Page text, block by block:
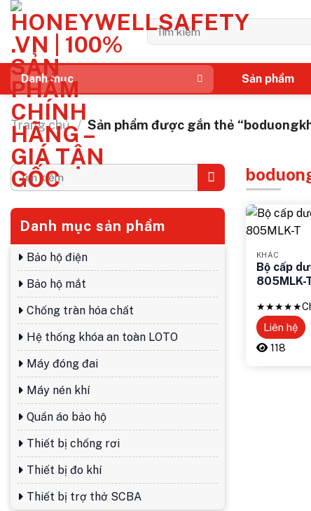
Bỏ
qua
dung
Tìm
kiếm:
Danh mục Sản phẩm
Trang chủ / Sản phẩm được gắn thẻ
Tìm
kiếm:
Danh mục sản phẩm
Bảo hộ điện
Bảo hộ mắt
Chống tràn hóa chất
Hệ thống khóa an toàn LOTO
Máy đóng đai
Máy nén khí
Quần áo bảo hộ
Thiết bị chống rơi
Thiết bị đo khí
Thiết bị trợ thở SCBA
KHÁC
Bộ cấp
805MLK-
★★★★★
Liên hệ
118